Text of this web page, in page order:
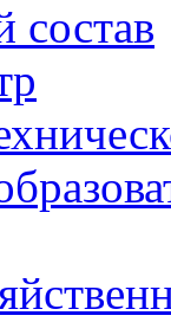
состав